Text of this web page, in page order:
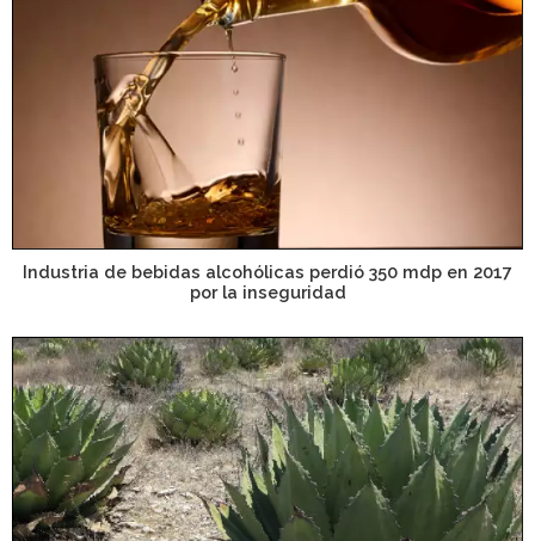
Industria de bebidas alcohólicas perdió 350 mdp en 2017
por la inseguridad